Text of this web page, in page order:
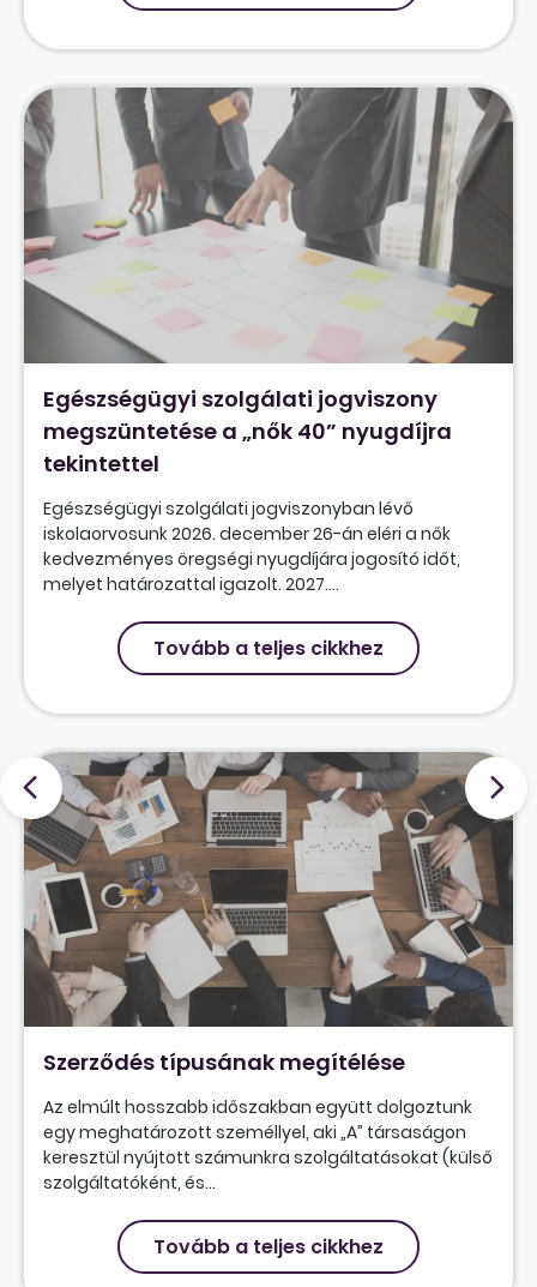
Egészségügyi szolgálati jogviszony
megszüntetése a „nők 40” nyugdíjra
tekintettel
Egészségügyi szolgálati jogviszonyban lévő
iskolaorvosunk 2026. december 26-án eléri a nők
kedvezményes öregségi nyugdíjára jogosító időt,
melyet határozattal igazolt. 2027....
Tovább a teljes cikkhez
Szerződés típusának megítélése
Az elmúlt hosszabb időszakban együtt dolgoztunk
egy meghatározott személlyel, aki „A” társaságon
keresztül nyújtott számunkra szolgáltatásokat (külső
szolgáltatóként, és...
Tovább a teljes cikkhez